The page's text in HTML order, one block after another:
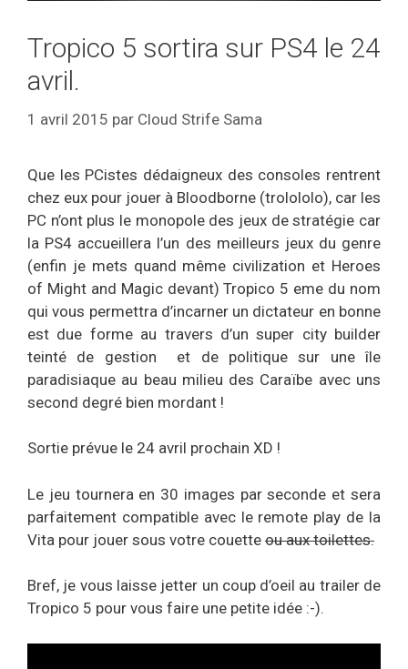
Tropico 5 sortira sur PS4 le 24
avril.
1 avril 2015 par Cloud Strife Sama
Que les PCistes dédaigneux des consoles rentrent
chez eux pour jouer à Bloodborne (trolololo), car les
PC n’ont plus le monopole des jeux de stratégie car
la PS4 accueillera l’un des meilleurs jeux du genre
(enfin je mets quand même civilization et Heroes
of Might and Magic devant) Tropico 5 eme du nom
qui vous permettra d’incarner un dictateur en bonne
est due forme au travers d’un super city builder
teinté de gestion et de politique sur une île
paradisiaque au beau milieu des Caraïbe avec uns
second degré bien mordant !
Sortie prévue le 24 avril prochain XD !
Le jeu tournera en 30 images par seconde et sera
parfaitement compatible avec le remote play de la
Vita pour jouer sous votre couette ou aux toilettes.
Bref, je vous laisse jetter un coup d’oeil au trailer de
Tropico 5 pour vous faire une petite idée :-).